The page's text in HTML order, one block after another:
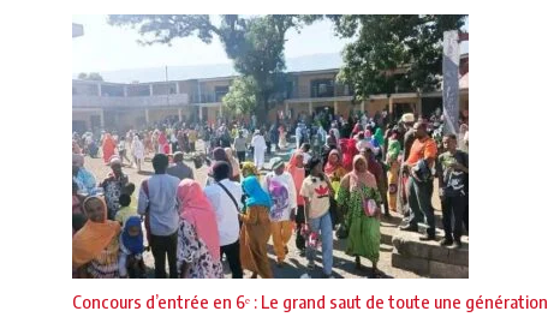
Concours d’entrée en 6ᵉ : Le grand saut de toute une génération